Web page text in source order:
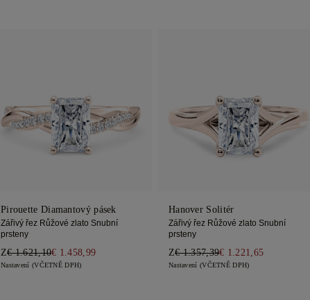
Pirouette Diamantový pásek
Zářivý řez Růžové zlato Snubní
prsteny
Z€ 1.621,10€ 1.458,99
Nastavení (VČETNĚ DPH)
Hanover Solitér
Zářivý řez Růžové zlato Snubní
prsteny
Z€ 1.357,39€ 1.221,65
Nastavení (VČETNĚ DPH)